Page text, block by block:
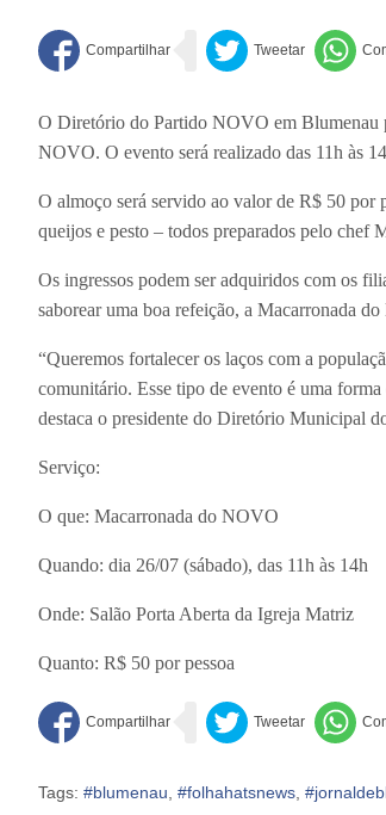
O Diretório do Partido NOVO em Blumenau
NOVO. O evento será realizado das 11h às
O almoço será servido ao valor de R$ 50 por
queijos e pesto – todos preparados pelo chef
Os ingressos podem ser adquiridos com os
saborear uma boa refeição, a Macarronada
“Queremos fortalecer os laços com a
comunitário. Esse tipo de evento é uma
destaca o presidente do Diretório Municipal
Serviço:
O que: Macarronada do NOVO
Quando: dia 26/07 (sábado), das 11h às 14h
Onde: Salão Porta Aberta da Igreja Matriz
Quanto: R$ 50 por pessoa
Tags: #blumenau #folhahatsnews